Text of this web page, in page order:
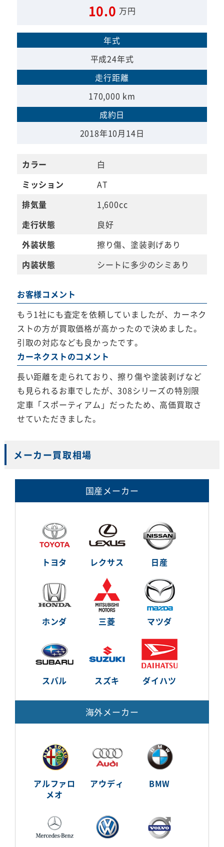
10.0 万円
年式
平成24年式
走行距離
170,000 km
成約日
2018年10月14日
カラー
白
ミッション
AT
排気量
1,600cc
走行状態
良好
外装状態
擦り傷、塗装剥げあり
内装状態
シートに多少のシミあり
お客様コメント
もう1社にも査定を依頼していましたが、カーネク
ストの方が買取価格が高かったので決めました。
引取の対応なども良かったです。
カーネクストのコメント
長い距離を走られており、擦り傷や塗装剥げなど
も見られるお車でしたが、308シリーズの特別限
定車「スポーティアム」だったため、高価買取さ
せていただきました。
メーカー買取相場
国産メーカー
トヨタ レクサス 日産
ホンダ 三菱 マツダ
スバル スズキ ダイハツ
海外メーカー
アルファロ
メオ
アウディ BMW